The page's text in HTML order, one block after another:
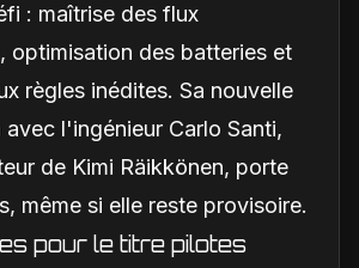
: maîtrise des flux
optimisation des batteries et
règles inédites. Sa nouvelle
l'ingénieur Carlo Santi,
de Kimi Räikkönen, porte
même si elle reste provisoire.
pour le titre pilotes